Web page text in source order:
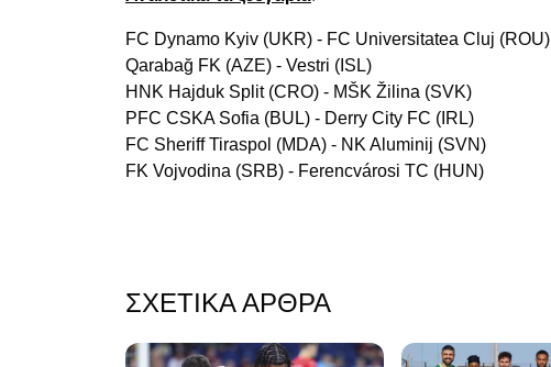
FC Dynamo Kyiv (UKR) - FC Universitatea Cluj (ROU)
Qarabağ FK (AZE) - Vestri (ISL)
HNK Hajduk Split (CRO) - MŠK Žilina (SVK)
PFC CSKA Sofia (BUL) - Derry City FC (IRL)
FC Sheriff Tiraspol (MDA) - NK Aluminij (SVN)
FK Vojvodina (SRB) - Ferencvárosi TC (HUN)
ΣΧΕΤΙΚΆ ΆΡΘΡΑ